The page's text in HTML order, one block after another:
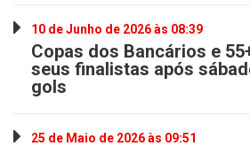
10 de Junho de 2026 às 08:39
Copas dos Bancários e
seus finalistas após
gols
25 de Maio de 2026 às 09:51